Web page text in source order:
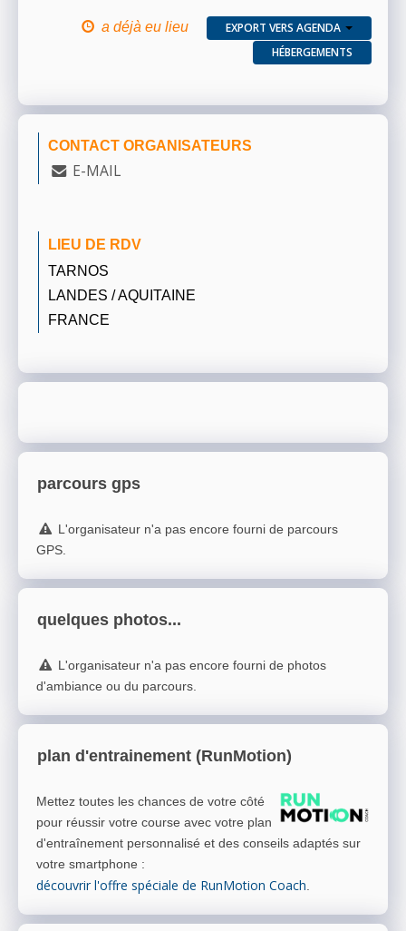
a déjà eu lieu
EXPORT VERS AGENDA
HÉBERGEMENTS
CONTACT ORGANISATEURS
E-MAIL
LIEU DE RDV
TARNOS
LANDES / AQUITAINE
FRANCE
parcours gps
L'organisateur n'a pas encore fourni de parcours
GPS.
quelques photos...
L'organisateur n'a pas encore fourni de photos
d'ambiance ou du parcours.
plan d'entrainement (RunMotion)
Mettez toutes les chances de votre côté
pour réussir votre course avec votre plan
d'entraînement personnalisé et des conseils adaptés sur
votre smartphone :
découvrir l'offre spéciale de RunMotion Coach.